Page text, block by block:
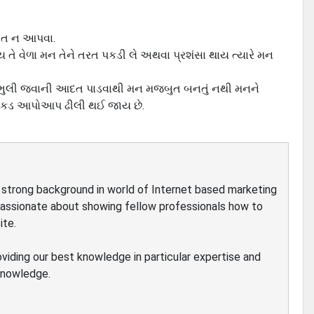
ન આપવા.
વેળા મન તેને તરત પકડી લે અથવા પ્રશંસા થાય ત્યારે મન
જવાની આદત પાડવાથી મન મજબુત બનતું નથી મનને
આપોઆપ ઢીલી થઈ જાય છે.
background in world of Internet based marketing
about showing fellow professionals how to
our best knowledge in particular expertise and